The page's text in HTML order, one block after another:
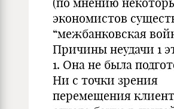
экономистов
“межбанковская
Причины неудачи 1
1. Она не была
Ни с точки зрения
перемещения